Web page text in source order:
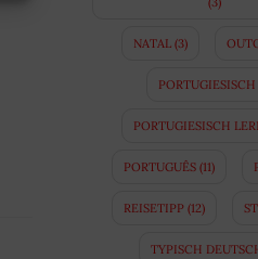
NATAL(3)
PORTUGIESISCH
PORTUGIESISCH
PORTUGUÊS (11)
REISETIPP(12)
TYPISCH